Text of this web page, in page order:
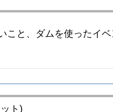
こと、ダムを使ったイ
ト)